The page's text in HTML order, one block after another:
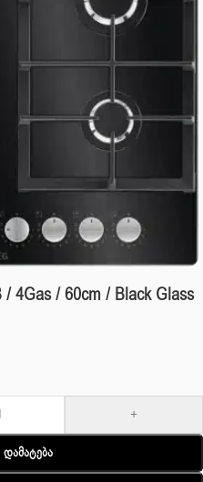
4Gas / 60cm / Black Glass
+